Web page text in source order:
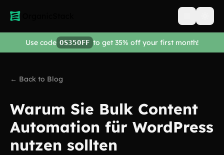
Open
Use code OS35OFF to get 35% off your first month!
← Back to Blog
Warum Sie Bulk Content
Automation für WordPress
nutzen sollten